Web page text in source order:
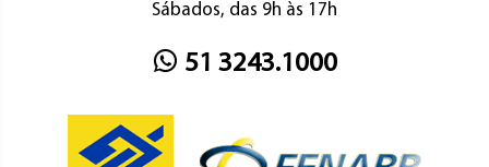
Sábados, das 9h às 17h
51 3243.1000